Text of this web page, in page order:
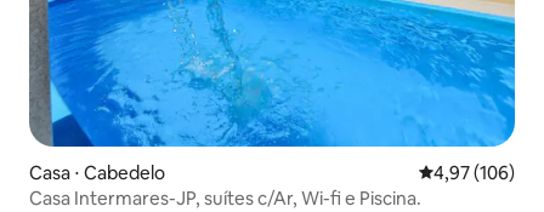
Casa ⋅ Cabedelo 4,97 de uma
4,97 (106)
Casa Intermares-JP, suítes c/Ar, Wi-fi e Piscina.